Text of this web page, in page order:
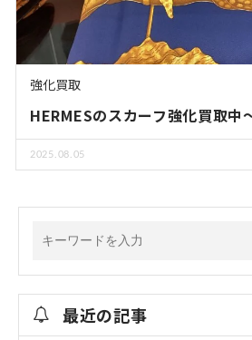
強化買取
HERMESのスカーフ強化買取中
2025.08.05
最近の記事